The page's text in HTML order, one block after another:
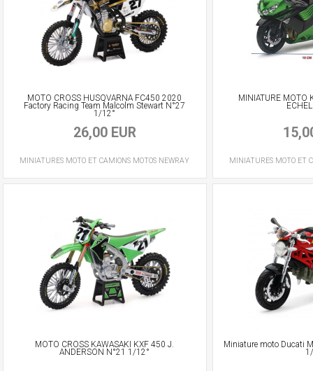
MOTO CROSS HUSQVARNA FC450 2020
Factory Racing Team Malcolm Stewart N°27
1/12°
26,00 EUR
MINIATURES MOTO ET CAMIONS MOTOS NEWRAY
MINIATURE MOTO
MINIATURES MOTO ET
MOTO CROSS KAWASAKI KXF 450 J.
ANDERSON N°21 1/12°
Miniature moto Ducati